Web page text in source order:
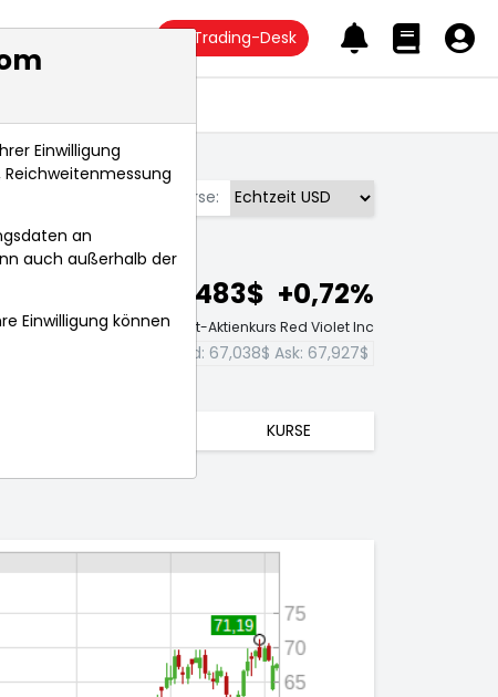
Trading-Desk
Börse:
67,483$ +0,72%
Echtzeit-Aktienkurs Red Violet Inc
Bid: 67,038$ Ask: 67,927$
KURSE
Einwilligung
an
auch außerhalb der
Einwilligung können